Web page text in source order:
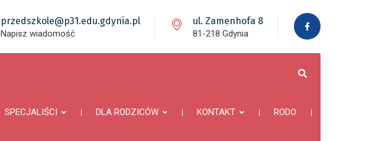
przedszkole@p31.edu.gdynia.pl
Napisz wiadomość
ul. Zamenhofa 8
81-218 Gdynia
SPECJALIŚCI DLA RODZICÓW KONTAKT RODO